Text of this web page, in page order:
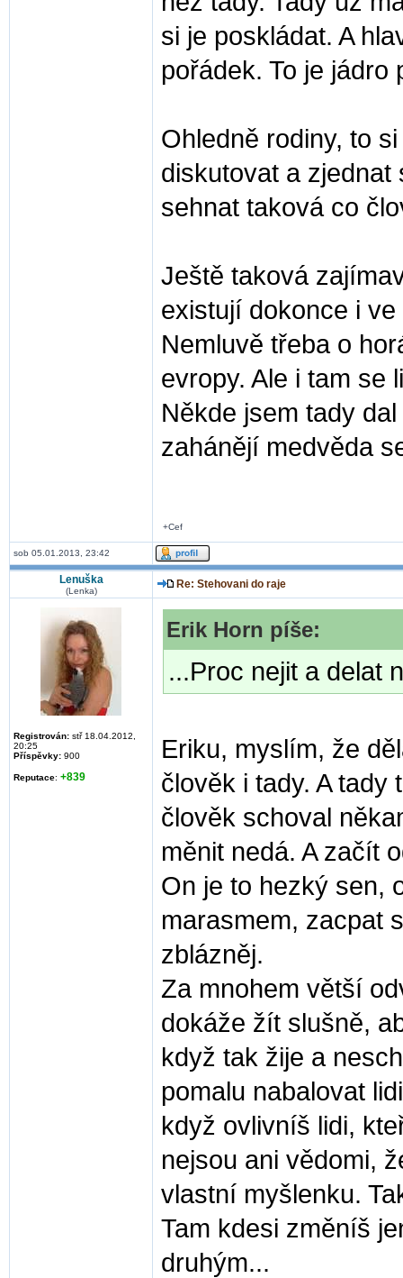
si je poskládat. A
pořádek. To je jádro
Ohledně rodiny, to
diskutovat a zjednat
sehnat taková co
Ještě taková
existují dokonce i
Nemluvě třeba o
evropy. Ale i tam se
Někde jsem tady
zahánějí medvěda
+Cef
sob 05.01.2013, 23:42
Lenuška
(Lenka)
Re: Stehovani do raje
Registrován: stř 18.04.2012,
20:25
Příspěvky: 900
Reputace: +839
Erik Horn píše:
...Proc nejit a delat
Eriku, myslím, že
člověk i tady. A
člověk schoval
měnit nedá. A začít
On je to hezký sen,
marasmem, zacpat
zblázněj.
Za mnohem větší
dokáže žít slušně,
když tak žije a
pomalu nabalovat
když ovlivníš lidi,
nejsou ani vědomi,
vlastní myšlenku.
Tam kdesi změníš
druhým...